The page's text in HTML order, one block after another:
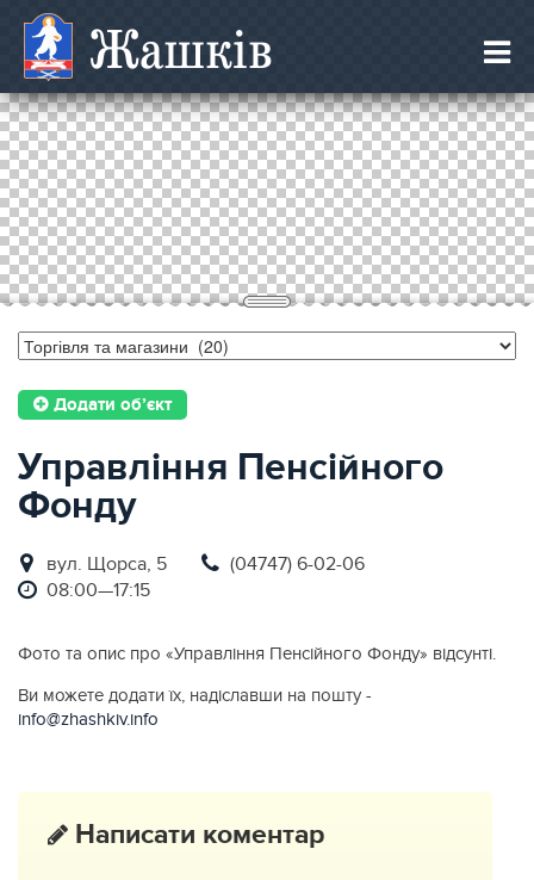
Жашків
Додати об’єкт
Управлiння Пенсiйного
Фонду
вул. Щорса, 5
(04747) 6-02-06
08:00—17:15
Фото та опис про «Управлiння Пенсiйного Фонду» відсунті.
Ви можете додати їх, надіславши на пошту -
info@zhashkiv.info
Написати коментар